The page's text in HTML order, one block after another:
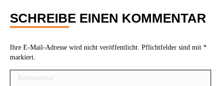
SCHREIBE EINEN KOMMENTAR
Ihre E-Mail-Adresse wird nicht veröffentlicht. Pflichtfelder sind mit *
markiert.
Kommentar